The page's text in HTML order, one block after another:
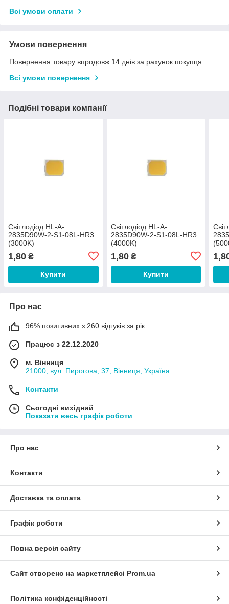
Всі умови оплати
Умови повернення
Повернення товару впродовж 14 днів за рахунок покупця
Всі умови повернення
Подібні товари компанії
Світлодіод HL-A-
2835D90W-2-S1-08L-HR3
(3000K)
1,80 ₴
Купити
Світлодіод HL-A-
2835D90W-2-S1-08L-HR3
(4000K)
1,80₴
Купити
Про нас
96% позитивних з 260 відгуків за рік
Працює з 22.12.2020
м. Вінниця
21000, вул. Пирогова, 37, Вінниця, Україна
Контакти
Сьогодні вихідний
Показати весь графік роботи
Про нас
Контакти
Доставка та оплата
Графік роботи
Повна версія сайту
Сайт створено на маркетплейсі Prom.ua
Політика конфіденційності